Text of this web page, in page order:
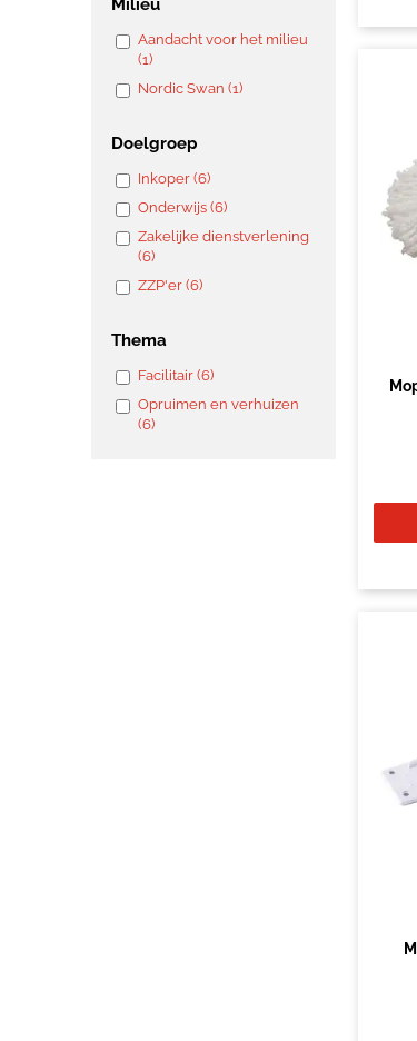
Milieu
Aandacht voor het milieu
(1)
Nordic Swan (1)
Doelgroep
Inkoper (6)
Onderwijs (6)
Zakelijke dienstverlening
(6)
ZZP'er (6)
Thema
Facilitair (6)
Opruimen en verhuizen
(6)